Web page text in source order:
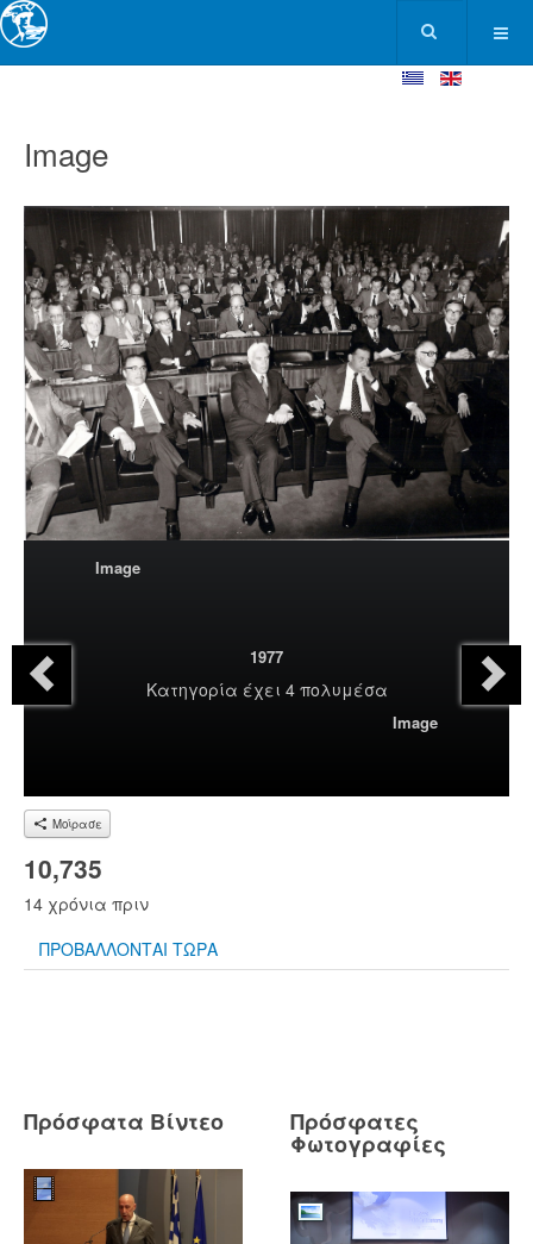
Image
Image
1977
Κατηγορία έχει 4 πολυμέσα
Image
Μοίρασε
10,735
14 χρόνια πριν
ΠΡΟΒΑΛΛΟΝΤΑΙ ΤΩΡΑ
Πρόσφατα Βίντεο Πρόσφατες
Φωτογραφίες